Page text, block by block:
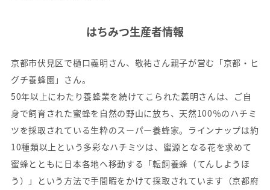
はちみつ生産者情報
京都市伏見区で樋口義明さん、敬祐さん親子が営む「京都・ヒ
グチ養蜂園」さん。
50年以上にわたり養蜂業を続けてこられた義明さんは、ご自
身で飼育された蜜蜂を自然の野山に放ち、天然100％のハチミ
ツを採取されている生粋のスーパー養蜂家。ラインナップは約
10種類以上という多彩なハチミツは、蜜源となる花を求めて
蜜蜂とともに日本各地へ移動する「転飼養蜂（てんしようほ
う）」という方法で手間暇をかけて採取されています（京都府